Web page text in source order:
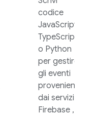
codice
JavaScript,
TypeScript
o Python
per gestire
gli eventi
provenienti
dai servizi
Firebase ,